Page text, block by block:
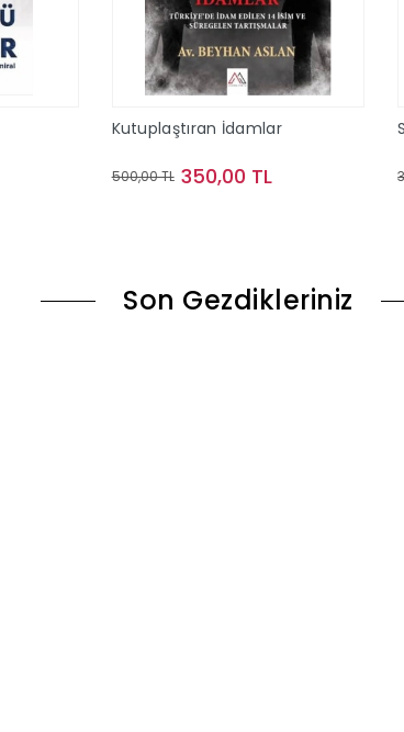
Kutuplaştıran İdamlar
500,00 TL 350,00 TL
Son Gezdikleriniz